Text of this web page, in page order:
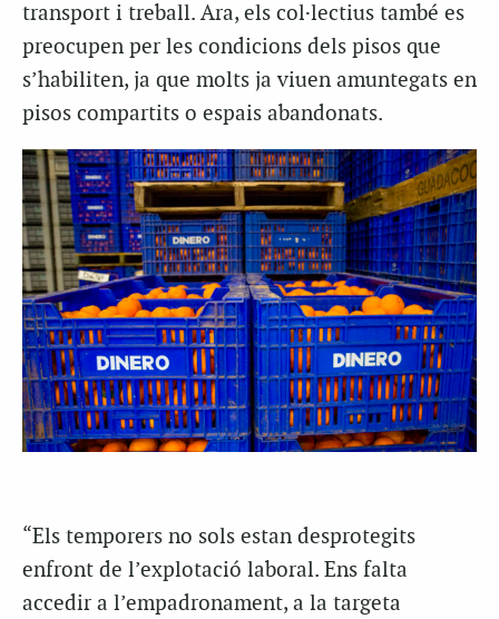
transport i treball. Ara, els col·lectius també es
preocupen per les condicions dels pisos que
s’habiliten, ja que molts ja viuen amuntegats en
pisos compartits o espais abandonats.
“Els temporers no sols estan desprotegits
enfront de l’explotació laboral. Ens falta
accedir a l’empadronament, a la targeta